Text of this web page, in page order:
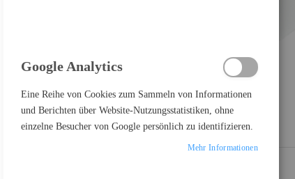
Google Analytics
Eine Reihe von Cookies zum Sammeln von Informationen
und Berichten über Website-Nutzungsstatistiken, ohne
einzelne Besucher von Google persönlich zu identifizieren.
Mehr Informationen